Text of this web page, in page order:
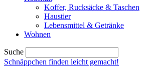
Koffer, Rucksäcke & Taschen
Haustier
Lebensmittel & Getränke
Wohnen
Suche
Schnäppchen finden leicht gemacht!